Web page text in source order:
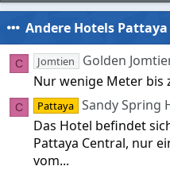
Andere Hotels Pattaya
C Jomtien
Golden
Nur wenige Meter bis
C Pattaya Sandy Spring
Das Hotel befindet
Pattaya Central, nur
vom...